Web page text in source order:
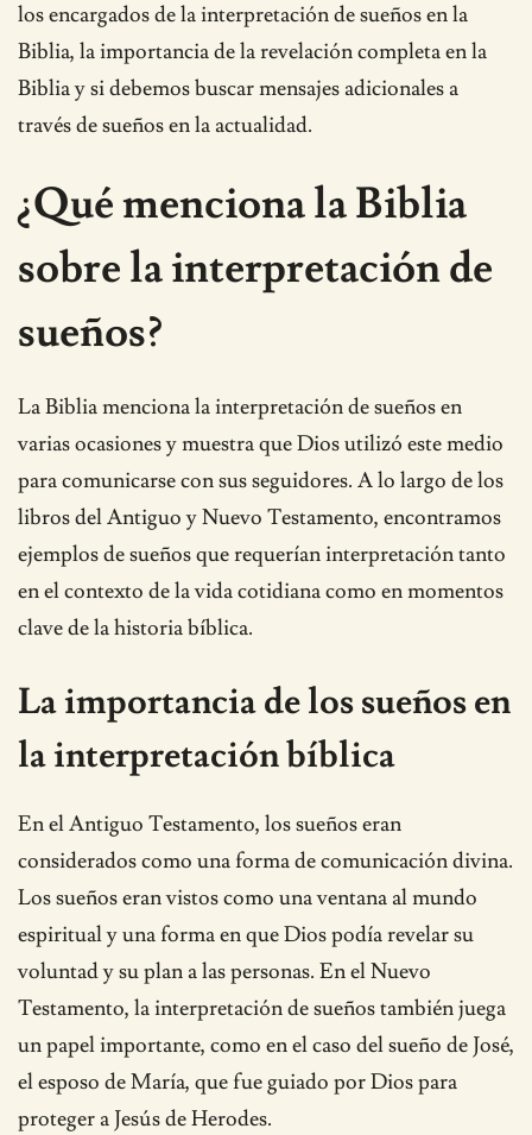
los encargados de la interpretación de sueños en la
Biblia, la importancia de la revelación completa en la
Biblia y si debemos buscar mensajes adicionales a
través de sueños en la actualidad.
¿Qué menciona la Biblia
sobre la interpretación de
sueños?
La Biblia menciona la interpretación de sueños en
varias ocasiones y muestra que Dios utilizó este medio
para comunicarse con sus seguidores. A lo largo de los
libros del Antiguo y Nuevo Testamento, encontramos
ejemplos de sueños que requerían interpretación tanto
en el contexto de la vida cotidiana como en momentos
clave de la historia bíblica.
La importancia de los sueños en
la interpretación bíblica
En el Antiguo Testamento, los sueños eran
considerados como una forma de comunicación divina.
Los sueños eran vistos como una ventana al mundo
espiritual y una forma en que Dios podía revelar su
voluntad y su plan a las personas. En el Nuevo
Testamento, la interpretación de sueños también juega
un papel importante, como en el caso del sueño de José,
el esposo de María, que fue guiado por Dios para
proteger a Jesús de Herodes.